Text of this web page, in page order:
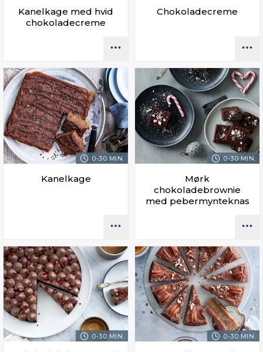
Kanelkage med hvid
chokoladecreme
Chokoladecreme
0-30 MIN.
Kanelkage
0-30 MIN.
Mørk
chokoladebrownie
med pebermynteknas
0-30 MIN. 0-30 MIN.